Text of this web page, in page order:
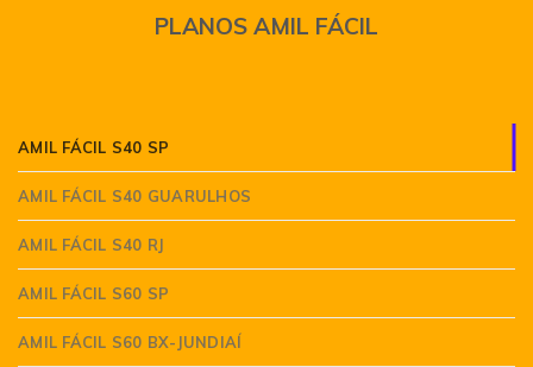
PLANOS AMIL FÁCIL
AMIL FÁCIL S40 SP
AMIL FÁCIL S40 GUARULHOS
AMIL FÁCIL S40 RJ
AMIL FÁCIL S60 SP
AMIL FÁCIL S60 BX-JUNDIAÍ